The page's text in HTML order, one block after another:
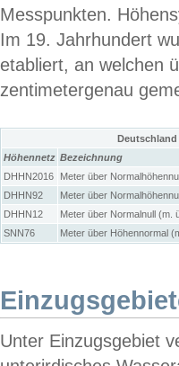
Messpunkten.
Im 19. Jahrhundert
etabliert, an welchen
zentimetergenau
Höhennetz Bezeichnung
DHHN2016
Meter über
DHHN92
Meter über
DHHN12
Meter über Normalnull (m.
SNN76
Meter über Höhennormal
Unter Einzugsgebiet